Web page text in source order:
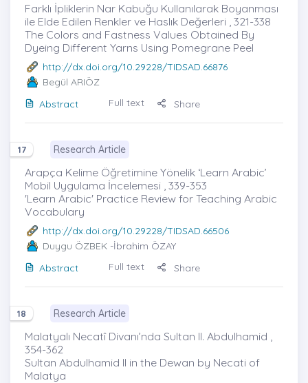
Farklı İpliklerin Nar Kabuğu Kullanılarak Boyanması
ile Elde Edilen Renkler ve Haslık Değerleri , 321-338
The Colors and Fastness Values Obtained By
Dyeing Different Yarns Using Pomegrane Peel
http://dx.doi.org/10.29228/TIDSAD.66876
Begül ARIÖZ
Abstract
Full text Share
17 Research Article
Arapça Kelime Öğretimine Yönelik ‘Learn Arabic’
Mobil Uygulama İncelemesi , 339-353
'Learn Arabic' Practice Review for Teaching Arabic
Vocabulary
http://dx.doi.org/10.29228/TIDSAD.66506
Duygu ÖZBEK -İbrahim ÖZAY
Abstract
Full text Share
18 Research Article
Malatyalı Necatî Divanı’nda Sultan II. Abdulhamid ,
354-362
Sultan Abdulhamid II in the Dewan by Necati of
Malatya